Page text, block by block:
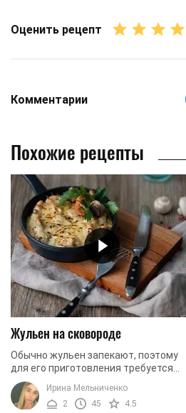
Оценить рецепт
Комментарии
Похожие рецепты
Жульен на сковороде
Обычно жульен запекают, поэтому
для его приготовления требуется
духовка. Но на самом деле это можно
сделать и совсем другим способом –
с помощью ...
Ирина Мельниченко
2
45 4.5